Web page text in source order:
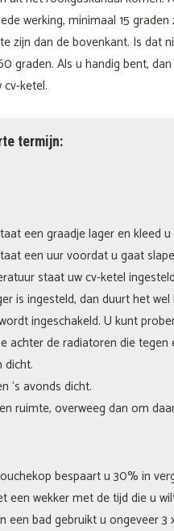
werking, minimaal 15
zijn dan de bovenkant. Is dat
graden. Als u handig bent,
ketel.
termijn:
een graadje lager en kleed u
een uur voordat u gaat
staat uw cv-ketel
is ingesteld, dan duurt het
ingeschakeld. U kunt
achter de radiatoren die
dicht.
‘s avonds dicht.
ruimte, overweeg dan om
bespaart u 30% in
een wekker met de tijd die u
een bad gebruikt u ongeveer